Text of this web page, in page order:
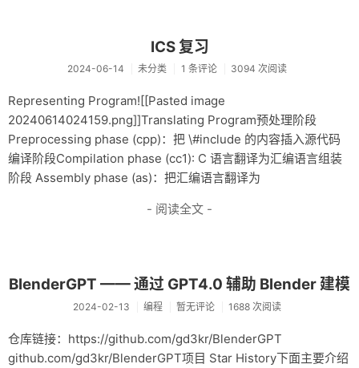
关于
ICS 复习
2024-06-14 未分类 1 条评论 3094 次阅读
Representing Program![[Pasted image
20240614024159.png]]Translating Program预处理阶段
Preprocessing phase (cpp)：把 \#include 的内容插入源代码
编译阶段Compilation phase (cc1): C 语言翻译为汇编语言组装
阶段 Assembly phase (as)：把汇编语言翻译为
- 阅读全文 -
BlenderGPT —— 通过 GPT4.0 辅助 Blender 建模
2024-02-13 编程 暂无评论 1688 次阅读
仓库链接：https://github.com/gd3kr/BlenderGPT​
github.com/gd3kr/BlenderGPT项目 Star History下面主要介绍